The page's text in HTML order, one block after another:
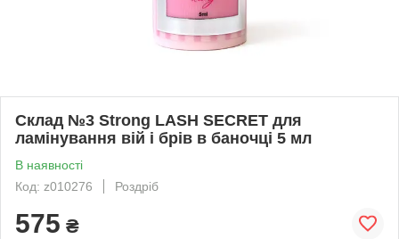
Склад №3 Strong LASH SECRET для
ламінування вій і брів в баночці 5 мл
В наявності
Код: z010276
Роздріб
575 ₴